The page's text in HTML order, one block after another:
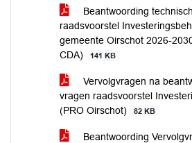
Beantwoording
raadsvoorstel
gemeente Oirschot 2026-
CDA)
141 KB
Vervolgvragen na
vragen raadsvoorstel
(PRO Oirschot)
82 KB
Beantwoording